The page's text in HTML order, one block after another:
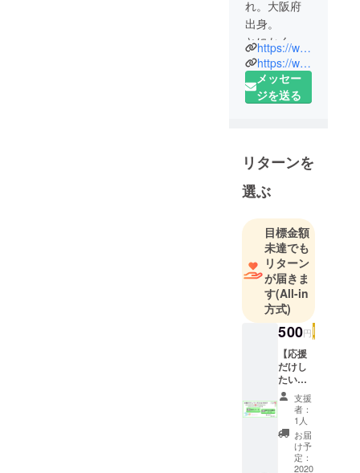
れ。大阪府
出身。
とにかく寝
ても覚めて
も、創造が
好き！企画
そしてなぜ
か若い頃か
ら人の前に
立つ事が多
く、
リーダーを
務めさせて
いただく事
も多かった
いつから
か、好きな
事を仕事
に！と思
平成8年に
https://www.kotaki.co/
https://www.facebook.com/kaoru.kotaki?eid=ARDAVlP16REdPBbbEmN5mdu9DM5b9bN11ShINKny5yfJyb3ZB8Gj-v8wNN9cBIC64gyWatsJaVV-J2uc&timeline_context_item_type=intro_card_relationship&timeline_context_item_source=100005899231748
メッセー
ジを送る
リターンを
選ぶ
目標金額
未達でも
リターン
が届きま
す(All-in
方式)
500円
【応援
だけし
たい方
向け】
〔クラ
ウド
ファン
ディン
グ終了
後〕 ・
支援
者：
1人
お届
け予
定：
2020